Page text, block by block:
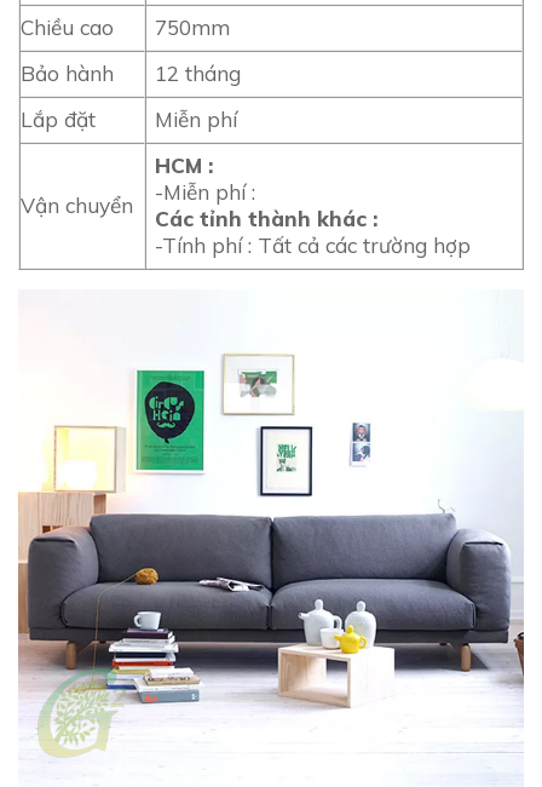
Chiều cao
750mm
Bảo hành
12 tháng
Lắp đặt
Miễn phí
Vận chuyển
HCM :
-Miễn phí :
Các tỉnh thành khác :
-Tính phí : Tất cả các trường hợp